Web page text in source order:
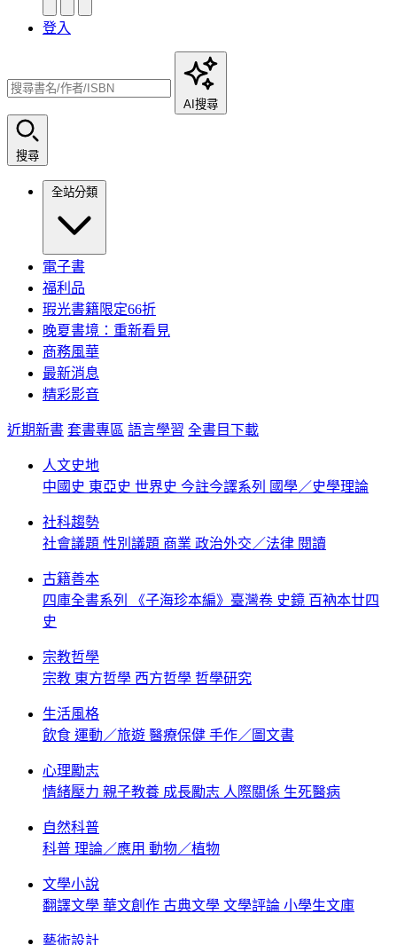
登入
AI搜尋
搜尋
全站分類
電子書
福利品
瑕光書籍限定66折
晚夏書境：重新看見
商務風華
最新消息
精彩影音
近期新書 套書專區 語言學習 全書目下載
人文史地
中國史 東亞史 世界史 今註今譯系列 國學／史學理論
社科趨勢
社會議題 性別議題 商業 政治外交／法律 閱讀
古籍善本
四庫全書系列
《子海珍本編》臺灣卷 史鏡 百衲本廿四
史
宗教哲學
宗教 東方哲學 西方哲學 哲學研究
生活風格
飲食 運動／旅遊 醫療保健 手作／圖文書
心理勵志
情緒壓力 親子教養 成長勵志 人際關係 生死醫病
自然科普
科普 理論／應用 動物／植物
文學小說
翻譯文學 華文創作 古典文學 文學評論 小學生文庫
藝術設計